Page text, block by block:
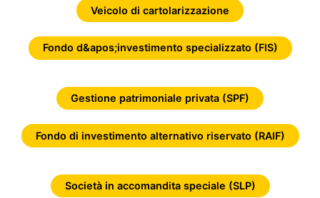
Veicolo di cartolarizzazione
Fondo d&apos;investimento specializzato (FIS)
Gestione patrimoniale privata (SPF)
Fondo di investimento alternativo riservato (RAIF)
Società in accomandita speciale (SLP)